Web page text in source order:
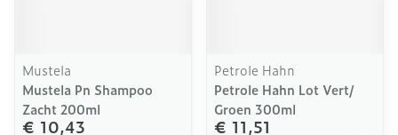
Mustela
Mustela Pn Shampoo
Zacht 200ml
€ 10,43
Petrole Hahn
Petrole Hahn Lot Vert/
Groen 300ml
€ 11,51